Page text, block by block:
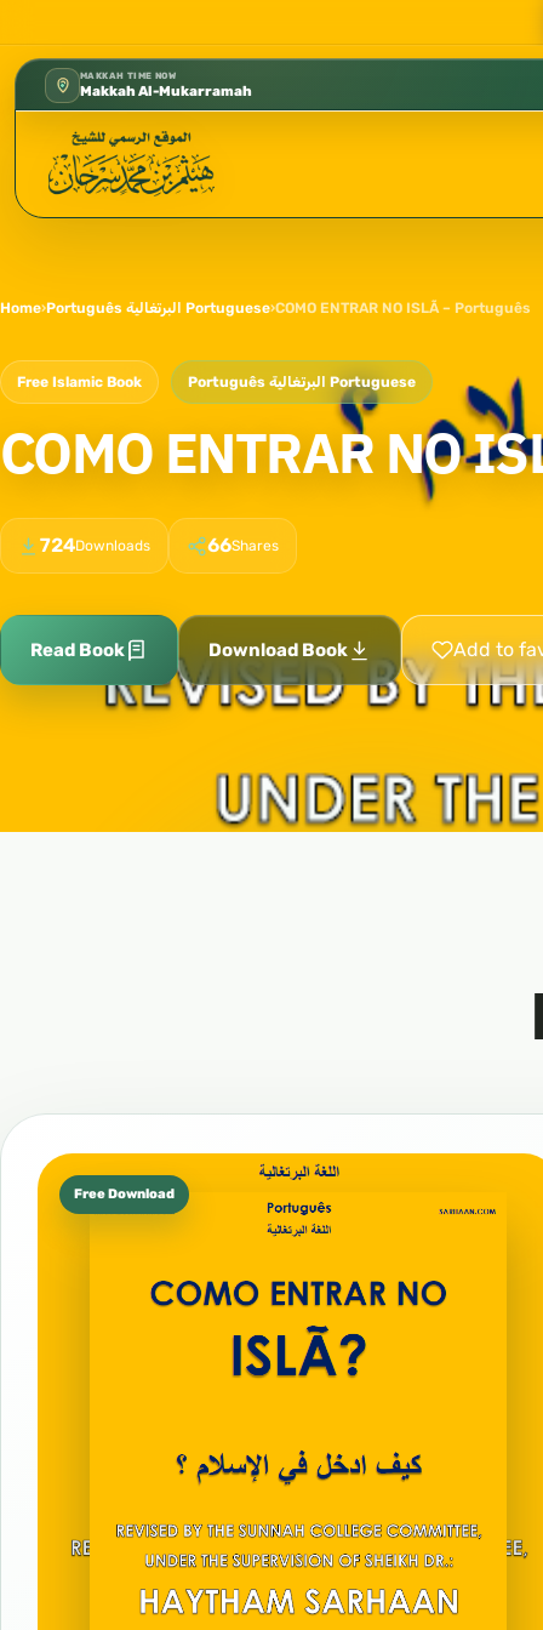
MAKKAH TIME NOW
Makkah Al-Mukarramah
Home› Português البرتغالية Portuguese›COMO ENTRAR NO ISLÃ – Português
Free Islamic Book Português البرتغالية Portuguese
COMO ENTRAR NO
724Downloads 66Shares
Read Book Download Book Add to
Free Download